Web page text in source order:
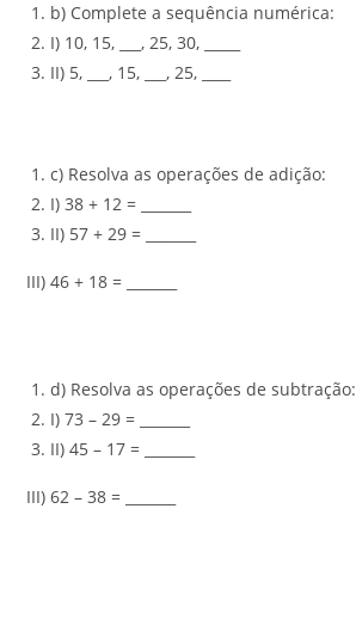
b) Complete a sequência numérica:
I) 10, 15, ___, 25, 30, _____
II) 5, ___, 15, ___, 25, ____
c) Resolva as operações de adição:
I) 38 + 12 = _______
II) 57 + 29 = _______
III) 46 + 18 = _______
d) Resolva as operações de subtração:
I) 73 – 29 = _______
II) 45 – 17 = _______
III) 62 – 38 = _______